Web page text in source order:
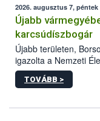
összegyűjtötte az
előforduló árulkodó
vásárlás kockázatait.
2026. augusztus 7, péntek
Újabb
karcsúdíszbogár
Újabb területen,
igazolta a Nemzeti
kőrisrontó
kártevőt nem csak
az intenzív
TOVÁBB >